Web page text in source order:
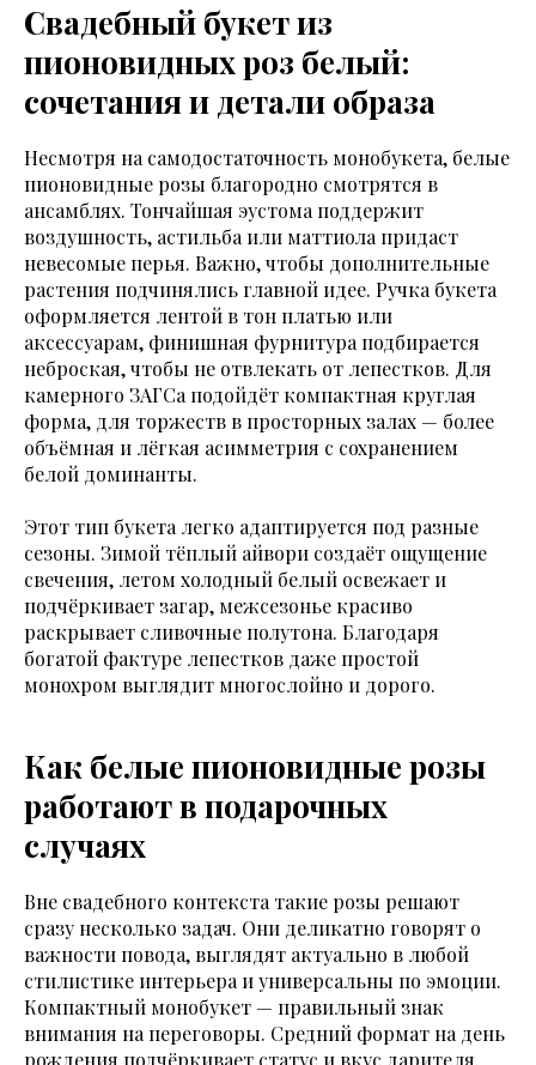
Свадебный букет из
пионовидных роз белый:
сочетания и детали образа
Несмотря на самодостаточность монобукета, белые
пионовидные розы благородно смотрятся в
ансамблях. Тончайшая эустома поддержит
воздушность, астильба или маттиола придаст
невесомые перья. Важно, чтобы дополнительные
растения подчинялись главной идее. Ручка букета
оформляется лентой в тон платью или
аксессуарам, финишная фурнитура подбирается
неброская, чтобы не отвлекать от лепестков. Для
камерного ЗАГСа подойдёт компактная круглая
форма, для торжеств в просторных залах — более
объёмная и лёгкая асимметрия с сохранением
белой доминанты.
Этот тип букета легко адаптируется под разные
сезоны. Зимой тёплый айвори создаёт ощущение
свечения, летом холодный белый освежает и
подчёркивает загар, межсезонье красиво
раскрывает сливочные полутона. Благодаря
богатой фактуре лепестков даже простой
монохром выглядит многослойно и дорого.
Как белые пионовидные розы
работают в подарочных
случаях
Вне свадебного контекста такие розы решают
сразу несколько задач. Они деликатно говорят о
важности повода, выглядят актуально в любой
стилистике интерьера и универсальны по эмоции.
Компактный монобукет — правильный знак
внимания на переговоры. Средний формат на день
рождения подчёркивает статус и вкус дарителя.